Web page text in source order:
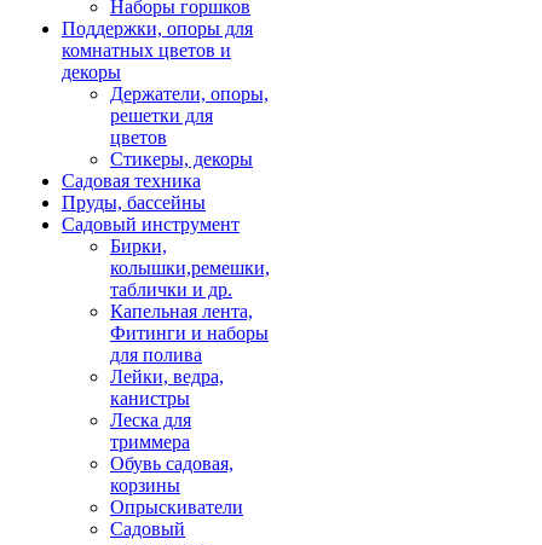
Наборы горшков
Поддержки, опоры для
комнатных цветов и
декоры
Держатели, опоры,
решетки для
цветов
Стикеры, декоры
Садовая техника
Пруды, бассейны
Садовый инструмент
Бирки,
колышки,ремешки,
таблички и др.
Капельная лента,
Фитинги и наборы
для полива
Лейки, ведра,
канистры
Леска для
триммера
Обувь садовая,
корзины
Опрыскиватели
Садовый